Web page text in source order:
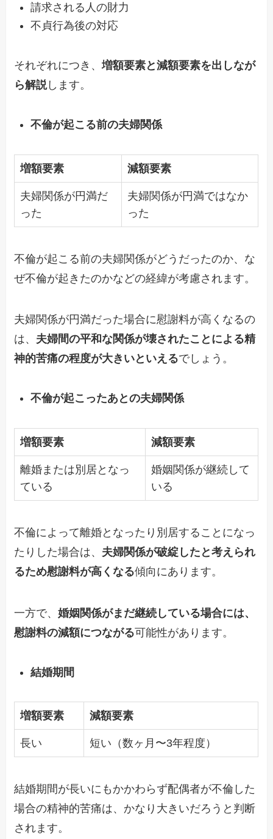
請求される人の財力
不貞行為後の対応
それぞれにつき、増額要素と減額要素を出しなが
ら解説します。
不倫が起こる前の夫婦関係
増額要素 減額要素
夫婦関係が円満だ
った
夫婦関係が円満ではなか
った
不倫が起こる前の夫婦関係がどうだったのか、な
ぜ不倫が起きたのかなどの経緯が考慮されます。
夫婦関係が円満だった場合に慰謝料が高くなるの
は、 夫婦間の平和な関係が壊されたことによる精
神的苦痛の程度が大きいといえるでしょう。
不倫が起こったあとの夫婦関係
増額要素 減額要素
離婚または別居となっ
ている
婚姻関係が継続して
いる
不倫によって離婚となったり別居することになっ
たりした場合は、 夫婦関係が破綻したと考えられ
るため慰謝料が高くなる傾向にあります。
一方で、婚姻関係がまだ継続している場合には、
慰謝料の減額につながる可能性があります。
結婚期間
増額要素 減額要素
長い 短い（数ヶ月〜3年程度）
結婚期間が長いにもかかわらず配偶者が不倫した
場合の精神的苦痛は、かなり大きいだろうと判断
されます。